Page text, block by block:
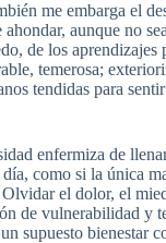
me embarga el
aunque no
de los aprendizajes
temerosa;
tendidas para
enfermiza de
como si la única
el dolor, el
de vulnerabilidad y
supuesto bienestar